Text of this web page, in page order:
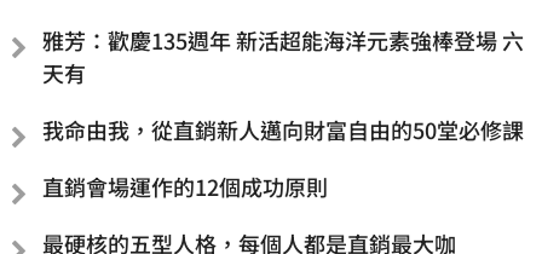
雅芳：歡慶135週年 新活超能海洋元素強棒登場 六
天有
我命由我，從直銷新人邁向財富自由的50堂必修課
直銷會場運作的12個成功原則
最硬核的五型人格，每個人都是直銷最大咖